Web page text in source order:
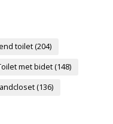
toilet(204)
met bidet(148)
(136)